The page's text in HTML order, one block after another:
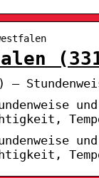
–